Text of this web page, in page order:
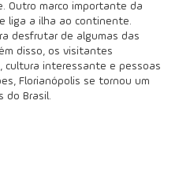
Outro marco importante da
liga a ilha ao continente.
desfrutar de algumas das
disso, os visitantes
cultura interessante e pessoas
Florianópolis se tornou um
do Brasil.